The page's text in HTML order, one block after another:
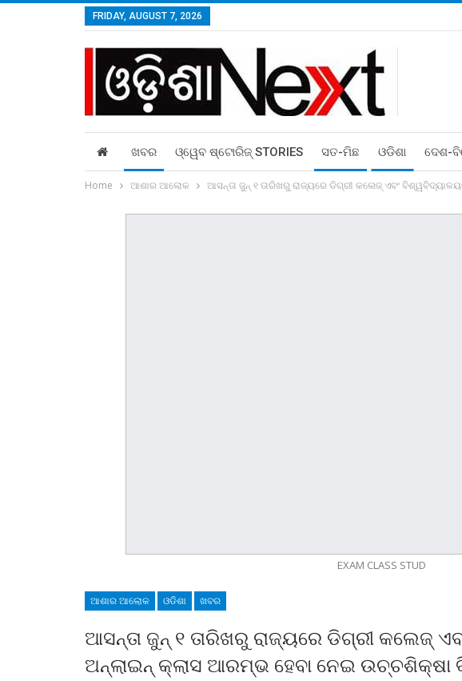
FRIDAY, AUGUST 7, 2026
ଖବର ଓ୍ୱେବ ଷ୍ଟୋରିଜ୍‌ STORIES ସତ-ମିଛ ଓଡିଶା ଦେଶ-
Home ଆଶାର ଆଲୋକ ଆସନ୍ତା ଜୁନ୍‍ ୧ ତାରିଖରୁ ରାଜ୍ୟରେ ଡିଗ୍ରୀ କଲେଜ୍‍ ଏବଂ
EXAM CLASS STUD
ଆଶାର ଆଲୋକ ଓଡିଶା ଖବର
ଆସନ୍ତା ଜୁନ୍‍ ୧ ତାରିଖରୁ ରାଜ୍ୟରେ ଡିଗ୍ରୀ କଲେଜ୍‍
ଅନ୍‍ଲାଇନ୍‍ କ୍ଲାସ ଆରମ୍ଭ ହେବା ନେଇ